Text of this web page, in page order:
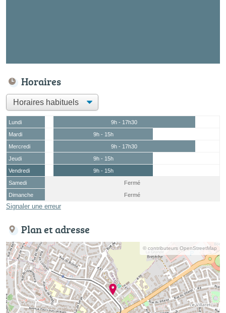
Horaires
Lundi
9h - 17h30
Mardi
9h - 15h
Mercredi
9h - 17h30
Jeudi
9h - 15h
Vendredi
9h - 15h
Samedi
Fermé
Dimanche
Fermé
Signaler une erreur
Plan et adresse
© contributeurs OpenStreetMap